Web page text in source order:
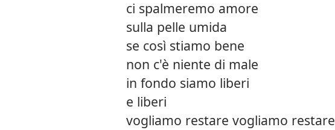
ci spalmeremo amore
sulla pelle umida
se così stiamo bene
non c'è niente di male
in fondo siamo liberi
e liberi
vogliamo restare vogliamo restare